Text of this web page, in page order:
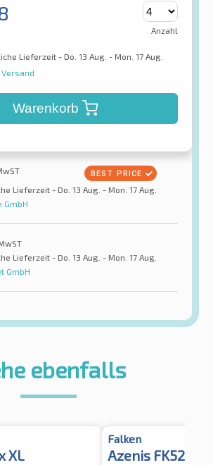
Anzahl
Lieferzeit - Do. 13 Aug. - Mon. 17 Aug.
Warenkorb
Lieferzeit - Do. 13 Aug. - Mon. 17 Aug.
GmbH
Lieferzeit - Do. 13 Aug. - Mon. 17 Aug.
GmbH
ebenfalls
XL
Falken
Azenis FK520